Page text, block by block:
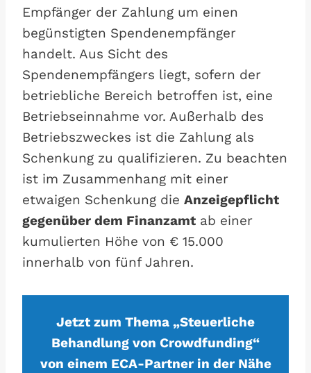
Empfänger der Zahlung um einen
begünstigten Spendenempfänger
handelt. Aus Sicht des
Spendenempfängers liegt, sofern der
betriebliche Bereich betroffen ist, eine
Betriebseinnahme vor. Außerhalb des
Betriebszweckes ist die Zahlung als
Schenkung zu qualifizieren. Zu beachten
ist im Zusammenhang mit einer
etwaigen Schenkung die Anzeigepflicht
gegenüber dem Finanzamt ab einer
kumulierten Höhe von € 15.000
innerhalb von fünf Jahren.
Jetzt zum Thema „Steuerliche
Behandlung von Crowdfunding“
von einem ECA-Partner in der Nähe